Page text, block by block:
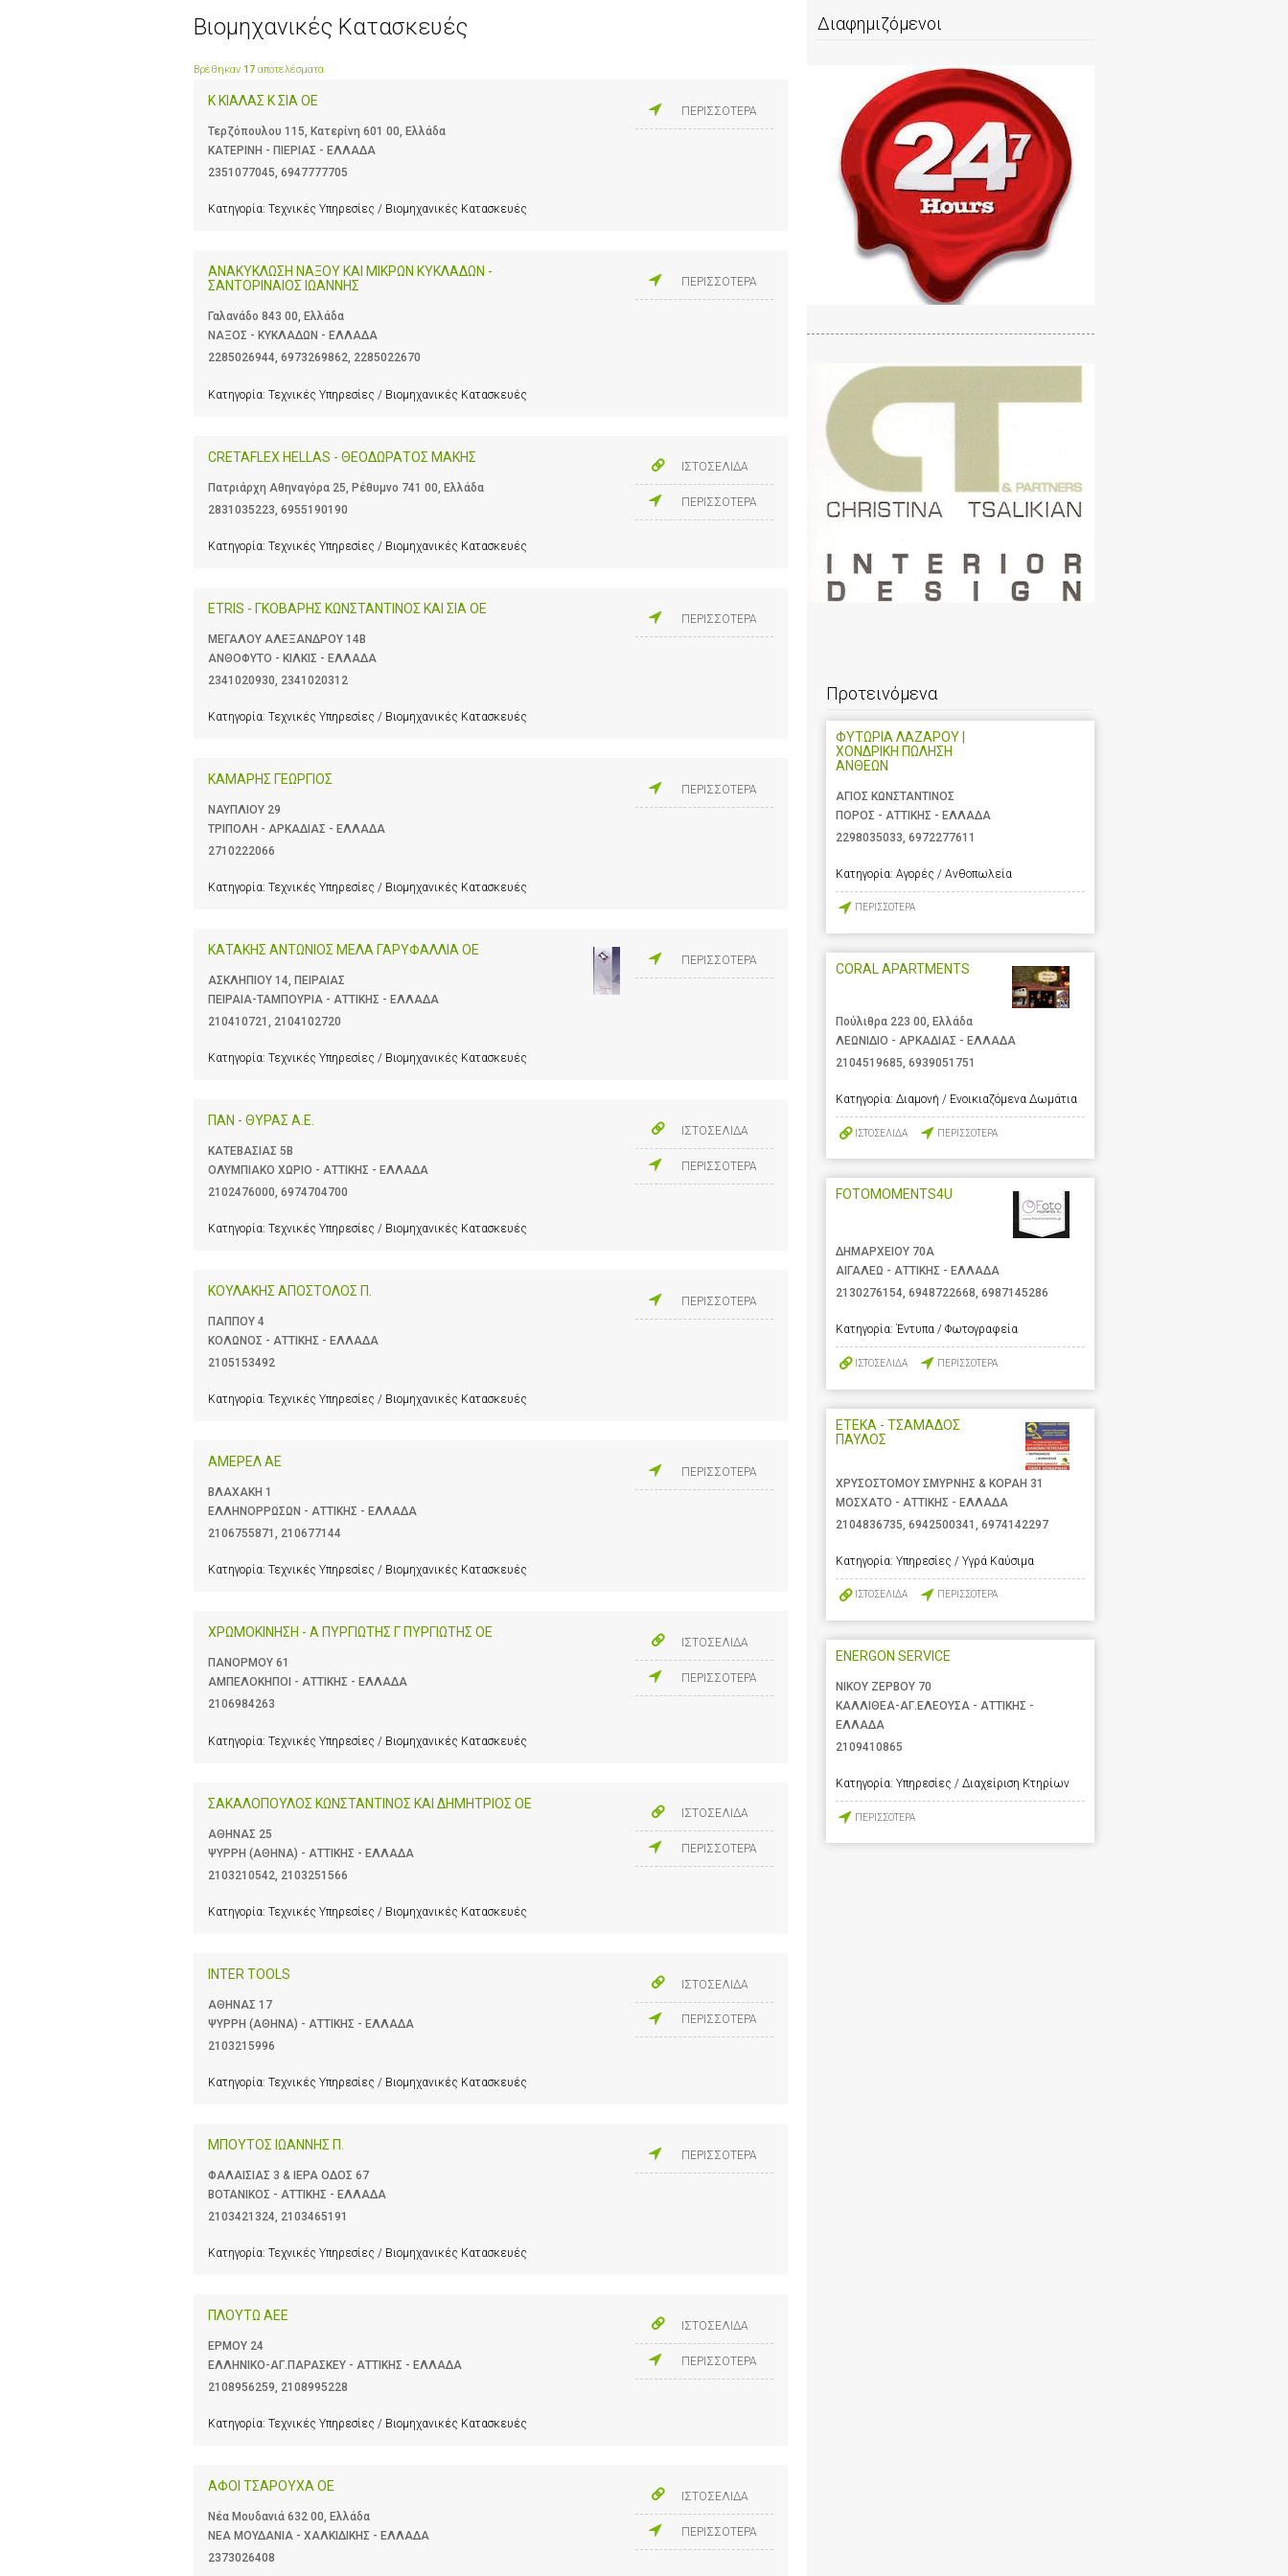
Βιομηχανικές Κατασκευές
Βρέθηκαν 17 αποτελέσματα
Κ ΚΙΑΛΑΣ Κ ΣΙΑ ΟΕ
Τερζόπουλου 115, Κατερίνη 601 00, Ελλάδα
ΚΑΤΕΡΙΝΗ - ΠΙΕΡΙΑΣ - ΕΛΛΑΔΑ
2351077045, 6947777705
Κατηγορία: Τεχνικές Υπηρεσίες / Βιομηχανικές Κατασκευές
ΠΕΡΙΣΣΟΤΕΡΑ
ΑΝΑΚΥΚΛΩΣΗ ΝΑΞΟΥ ΚΑΙ ΜΙΚΡΩΝ ΚΥΚΛΑΔΩΝ -
ΣΑΝΤΟΡΙΝΑΙΟΣ ΙΩΑΝΝΗΣ
Γαλανάδο 843 00, Ελλάδα
ΝΑΞΟΣ - ΚΥΚΛΑΔΩΝ - ΕΛΛΑΔΑ
2285026944, 6973269862, 2285022670
Κατηγορία: Τεχνικές Υπηρεσίες / Βιομηχανικές Κατασκευές
ΠΕΡΙΣΣΟΤΕΡΑ
CRETAFLEX HELLAS - ΘΕΟΔΩΡΑΤΟΣ ΜΑΚΗΣ
Πατριάρχη Αθηναγόρα 25, Ρέθυμνο 741 00, Ελλάδα
2831035223 6955190190
Κατηγορία: Τεχνικές Υπηρεσίες / Βιομηχανικές Κατασκευές
ΙΣΤΟΣΕΛΙΔΑ
ΠΕΡΙΣΣΟΤΕΡΑ
ETRIS - ΓΚΟΒΑΡΗΣ ΚΩΝΣΤΑΝΤΙΝΟΣ ΚΑΙ ΣΙΑ ΟΕ
ΜΕΓΑΛΟΥ ΑΛΕΞΑΝΔΡΟΥ 14Β
ΑΝΘΟΦΥΤΟ - ΚΙΛΚΙΣ - ΕΛΛΑΔΑ
2341020930 2341020312
Κατηγορία: Τεχνικές Υπηρεσίες / Βιομηχανικές Κατασκευές
ΠΕΡΙΣΣΟΤΕΡΑ
ΚΑΜΑΡΗΣ ΓΕΩΡΓΙΟΣ
ΝΑΥΠΛΙΟΥ 29
ΤΡΙΠΟΛΗ - ΑΡΚΑΔΙΑΣ - ΕΛΛΑΔΑ
2710222066
Κατηγορία: Τεχνικές Υπηρεσίες / Βιομηχανικές Κατασκευές
ΠΕΡΙΣΣΟΤΕΡΑ
ΚΑΤΑΚΗΣ ΑΝΤΩΝΙΟΣ ΜΕΛΑ ΓΑΡΥΦΑΛΛΙΑ ΟΕ
ΑΣΚΛΗΠΙΟΥ 14, ΠΕΙΡΑΙΑΣ
ΠΕΙΡΑΙΑ-ΤΑΜΠΟΥΡΙΑ - ΑΤΤΙΚΗΣ - ΕΛΛΑΔΑ
210410721 , 2104102720
Κατηγορία: Τεχνικές Υπηρεσίες / Βιομηχανικές Κατασκευές
ΠΕΡΙΣΣΟΤΕΡΑ
ΠΑΝ - ΘΥΡΑΣ Α.Ε.
ΚΑΤΕΒΑΣΙΑΣ 5Β
ΟΛΥΜΠΙΑΚΟ ΧΩΡΙΟ - ΑΤΤΙΚΗΣ - ΕΛΛΑΔΑ
2102476000, 6974704700
Κατηγορία: Τεχνικές Υπηρεσίες / Βιομηχανικές Κατασκευές
ΙΣΤΟΣΕΛΙΔΑ
ΠΕΡΙΣΣΟΤΕΡΑ
ΚΟΥΛΑΚΗΣ ΑΠΟΣΤΟΛΟΣ Π.
ΠΑΠΠΟΥ 4
ΚΟΛΩΝΟΣ - ΑΤΤΙΚΗΣ - ΕΛΛΑΔΑ
2105153492
Κατηγορία: Τεχνικές Υπηρεσίες / Βιομηχανικές Κατασκευές
ΠΕΡΙΣΣΟΤΕΡΑ
ΑΜΕΡΕΛ ΑΕ
ΒΛΑΧΑΚΗ 1
ΕΛΛΗΝΟΡΡΩΣΩΝ - ΑΤΤΙΚΗΣ - ΕΛΛΑΔΑ
2106755871 , 210677144
Κατηγορία: Τεχνικές Υπηρεσίες / Βιομηχανικές Κατασκευές
ΠΕΡΙΣΣΟΤΕΡΑ
ΧΡΩΜΟΚΙΝΗΣΗ - Α ΠΥΡΓΙΩΤΗΣ Γ ΠΥΡΓΙΩΤΗΣ ΟΕ
ΠΑΝΟΡΜΟΥ 61
ΑΜΠΕΛΟΚΗΠΟΙ - ΑΤΤΙΚΗΣ - ΕΛΛΑΔΑ
2106984263
Κατηγορία: Τεχνικές Υπηρεσίες / Βιομηχανικές Κατασκευές
ΙΣΤΟΣΕΛΙΔΑ
ΠΕΡΙΣΣΟΤΕΡΑ
ΣΑΚΑΛΟΠΟΥΛΟΣ ΚΩΝΣΤΑΝΤΙΝΟΣ ΚΑΙ ΔΗΜΗΤΡΙΟΣ ΟΕ
ΑΘΗΝΑΣ 25
ΨΥΡΡΗ (ΑΘΗΝΑ) - ΑΤΤΙΚΗΣ - ΕΛΛΑΔΑ
2103210542 2103251566
Κατηγορία: Τεχνικές Υπηρεσίες / Βιομηχανικές Κατασκευές
ΙΣΤΟΣΕΛΙΔΑ
ΠΕΡΙΣΣΟΤΕΡΑ
INTER TOOLS
ΑΘΗΝΑΣ 17
ΨΥΡΡΗ (ΑΘΗΝΑ) - ΑΤΤΙΚΗΣ - ΕΛΛΑΔΑ
2103215996
Κατηγορία: Τεχνικές Υπηρεσίες / Βιομηχανικές Κατασκευές
ΙΣΤΟΣΕΛΙΔΑ
ΠΕΡΙΣΣΟΤΕΡΑ
ΜΠΟΥΤΟΣ ΙΩΑΝΝΗΣ Π.
ΦΑΛΑΙΣΙΑΣ 3 & ΙΕΡΑ ΟΔΟΣ 67
ΒΟΤΑΝΙΚΟΣ - ΑΤΤΙΚΗΣ - ΕΛΛΑΔΑ
2103421324, 2103465191
Κατηγορία: Τεχνικές Υπηρεσίες / Βιομηχανικές Κατασκευές
ΠΕΡΙΣΣΟΤΕΡΑ
ΠΛΟΥΤΩ ΑΕΕ
ΕΡΜΟΥ 24
ΕΛΛΗΝΙΚΟ-ΑΓ.ΠΑΡΑΣΚΕΥ - ΑΤΤΙΚΗΣ - ΕΛΛΑΔΑ
2108956259, 2108995228
Κατηγορία: Τεχνικές Υπηρεσίες / Βιομηχανικές Κατασκευές
ΙΣΤΟΣΕΛΙΔΑ
ΠΕΡΙΣΣΟΤΕΡΑ
ΑΦΟΙ ΤΣΑΡΟΥΧΑ ΟΕ
Νέα Μουδανιά 632 00, Ελλάδα
ΝΕΑ ΜΟΥΔΑΝΙΑ - ΧΑΛΚΙΔΙΚΗΣ - ΕΛΛΑΔΑ
2373026408
ΙΣΤΟΣΕΛΙΔΑ
ΠΕΡΙΣΣΟΤΕΡΑ
Διαφημιζόμενοι
Προτεινόμενα
ΦΥΤΩΡΙΑ ΛΑΖΑΡΟΥ |
ΧΟΝΔΡΙΚΗ ΠΩΛΗΣΗ
ΑΝΘΕΩΝ
ΑΓΙΟΣ ΚΩΝΣΤΑΝΤΙΝΟΣ
ΠΟΡΟΣ - ΑΤΤΙΚΗΣ - ΕΛΛΑΔΑ
2298035033 6972277611
Κατηγορία: Αγορές / Ανθοπωλεία
ΠΕΡΙΣΣΟΤΕΡΑ
CORAL APARTMENTS
Πούλιθρα 223 00, Ελλάδα
ΛΕΩΝΙΔΙΟ - ΑΡΚΑΔΙΑΣ - ΕΛΛΑΔΑ
2104519685, 6939051751
Κατηγορία: Διαμονή / Ενοικιαζόμενα Δωμάτια
ΙΣΤΟΣΕΛΙΔΑ ΠΕΡΙΣΣΟΤΕΡΑ
FOTOMOMENTS4U
ΔΗΜΑΡΧΕΙΟΥ 70Α
ΑΙΓΑΛΕΩ - ΑΤΤΙΚΗΣ - ΕΛΛΑΔΑ
2130276154, 6948722668, 6987145286
Κατηγορία: Έντυπα / Φωτογραφεία
ΙΣΤΟΣΕΛΙΔΑ ΠΕΡΙΣΣΟΤΕΡΑ
ΕΤΕΚΑ - ΤΣΑΜΑΔΟΣ
ΠΑΥΛΟΣ
ΧΡΥΣΟΣΤΟΜΟΥ ΣΜΥΡΝΗΣ & ΚΟΡΑΗ 31
ΜΟΣΧΑΤΟ - ΑΤΤΙΚΗΣ - ΕΛΛΑΔΑ
2104836735 6942500341 6974142297
Κατηγορία: Υπηρεσίες / Υγρά Καύσιμα
ΙΣΤΟΣΕΛΙΔΑ ΠΕΡΙΣΣΟΤΕΡΑ
ENERGON SERVICE
ΝΙΚΟΥ ΖΕΡΒΟΥ 70
ΚΑΛΛΙΘΕΑ-ΑΓ.ΕΛΕΟΥΣΑ - ΑΤΤΙΚΗΣ -
ΕΛΛΑΔΑ
2109410865
Κατηγορία: Υπηρεσίες / Διαχείριση Κτηρίων
ΠΕΡΙΣΣΟΤΕΡΑ